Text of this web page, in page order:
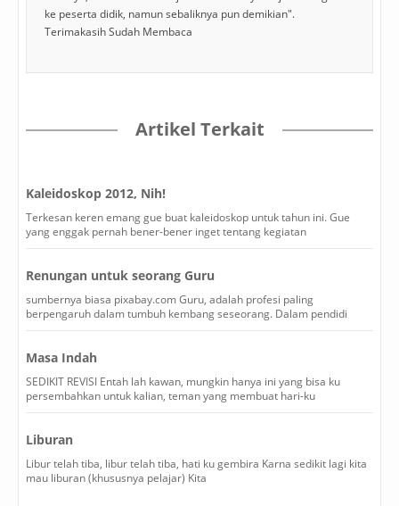
ke peserta didik, namun sebaliknya pun demikian".
Terimakasih Sudah Membaca
Artikel Terkait
Kaleidoskop 2012, Nih!
Terkesan keren emang gue buat kaleidoskop untuk tahun ini. Gue
yang enggak pernah bener-bener inget tentang kegiatan
Renungan untuk seorang Guru
sumbernya biasa pixabay.com Guru, adalah profesi paling
berpengaruh dalam tumbuh kembang seseorang. Dalam pendidi
Masa Indah
SEDIKIT REVISI Entah lah kawan, mungkin hanya ini yang bisa ku
persembahkan untuk kalian, teman yang membuat hari-ku
Liburan
Libur telah tiba, libur telah tiba, hati ku gembira Karna sedikit lagi kita
mau liburan (khususnya pelajar) Kita